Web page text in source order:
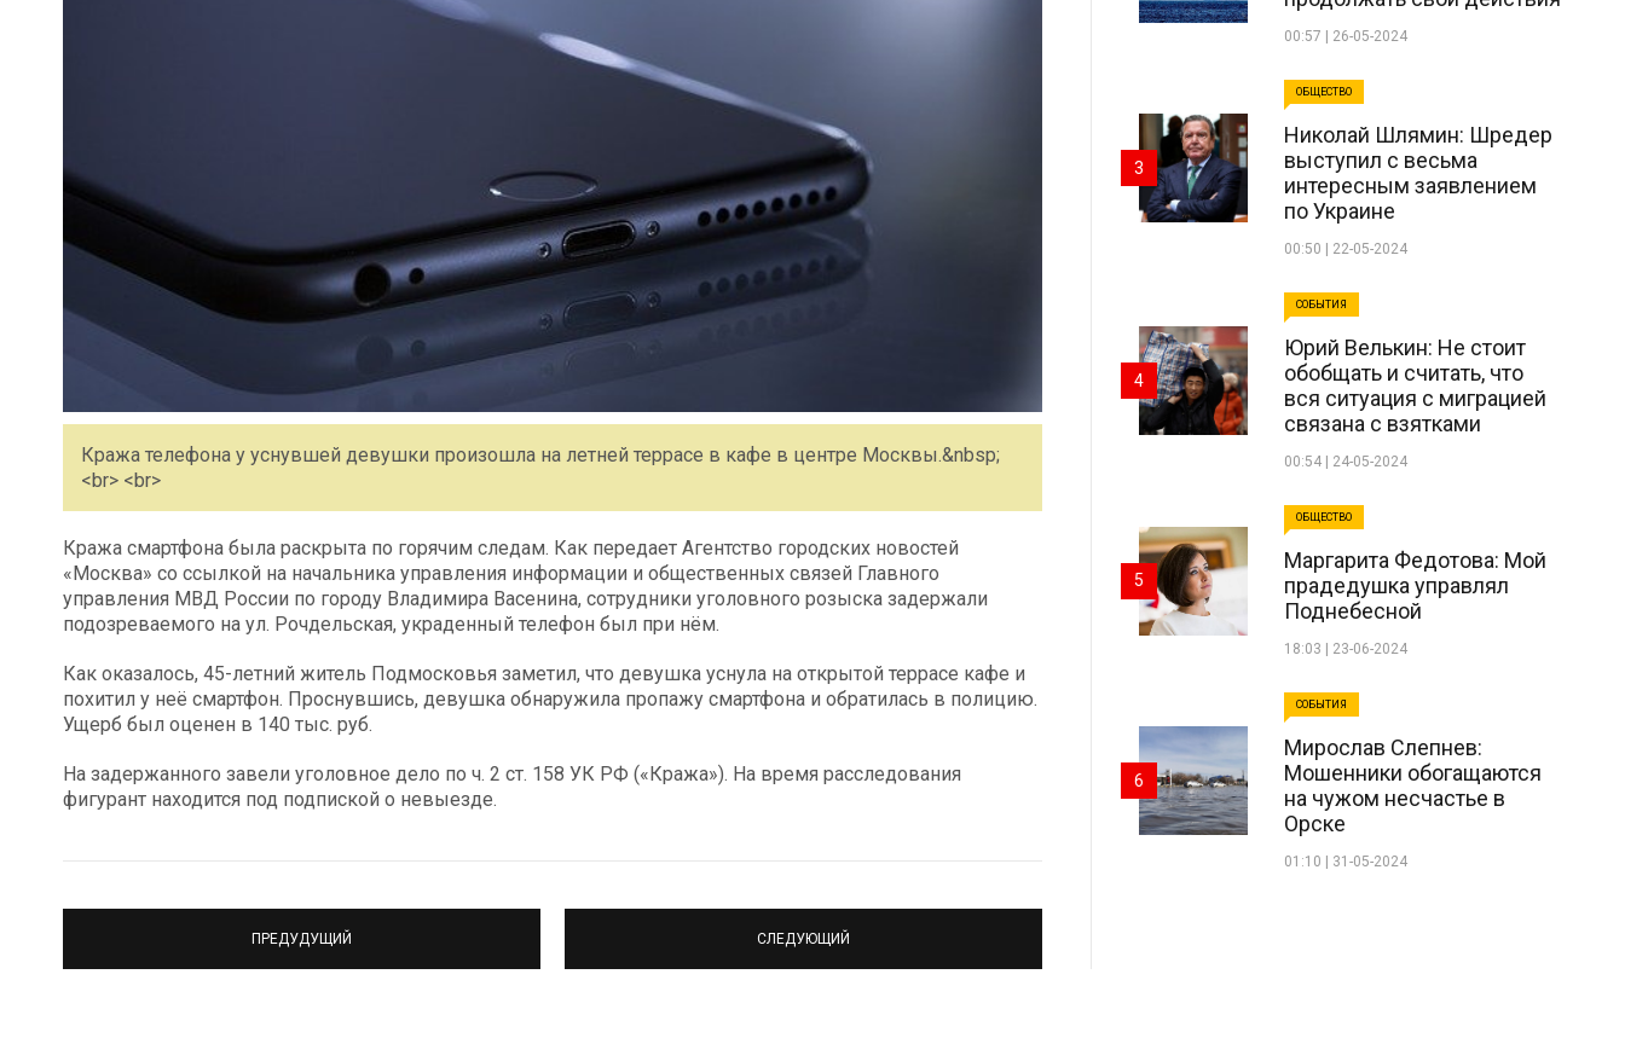
Кража телефона у уснувшей девушки произошла на летней террасе в кафе в центре Москвы.&nbsp;
<br> <br>
Кража смартфона была раскрыта по горячим следам. Как передает Агентство городских новостей
«Москва» со ссылкой на начальника управления информации и общественных связей Главного
управления МВД России по городу Владимира Васенина, сотрудники уголовного розыска задержали
подозреваемого на ул. Рочдельская, украденный телефон был при нём.
Как оказалось, 45-летний житель Подмосковья заметил, что девушка уснула на открытой террасе кафе и
похитил у неё смартфон. Проснувшись, девушка обнаружила пропажу смартфона и обратилась в полицию.
Ущерб был оценен в 140 тыс. руб.
На задержанного завели уголовное дело по ч. 2 ст. 158 УК РФ («Кража»). На время расследования
фигурант находится под подпиской о невыезде.
ПРЕДУДУЩИЙ СЛЕДУЮЩИЙ
00:57 | 26-05-2024
ОБЩЕСТВО
Николай Шлямин: Шредер
выступил с весьма
интересным заявлением
по Украине
00:50 | 22-05-2024
3
СОБЫТИЯ
Юрий Велькин: Не стоит
обобщать и считать, что
вся ситуация с миграцией
связана с взятками
00:54 | 24-05-2024
4
ОБЩЕСТВО
Маргарита Федотова: Мой
прадедушка управлял
Поднебесной
18:03 | 23-06-2024
5
СОБЫТИЯ
Мирослав Слепнев:
Мошенники обогащаются
на чужом несчастье в
Орске
01:10 | 31-05-2024
6